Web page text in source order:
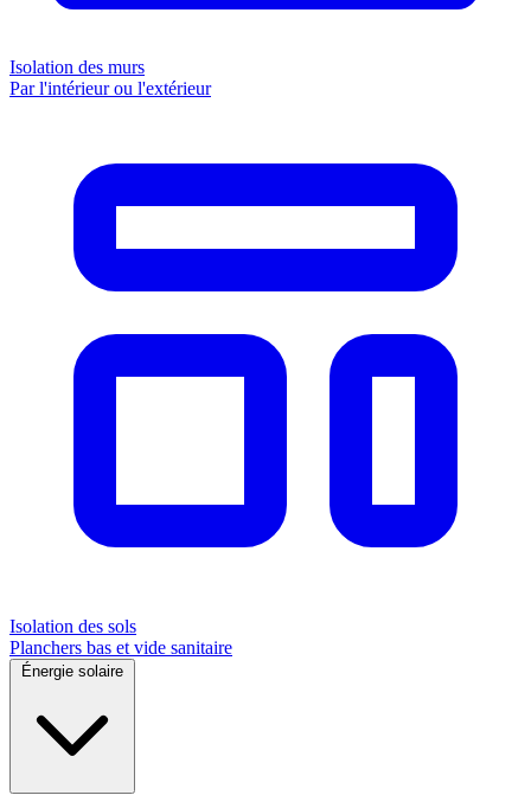
Isolation des murs
Par l'intérieur ou l'extérieur
Isolation des sols
Planchers bas et vide sanitaire